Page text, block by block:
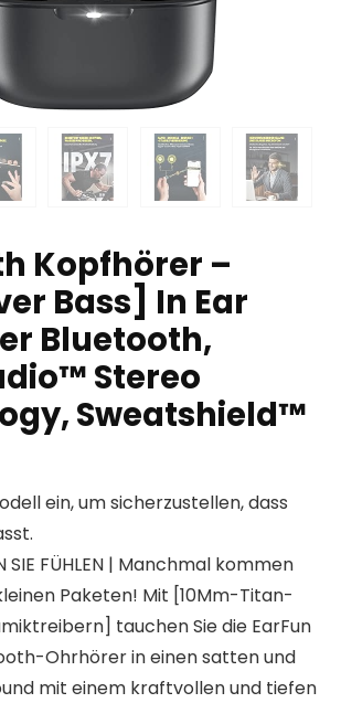
Kopfhörer –
Bass] In Ear
Bluetooth,
Stereo
Sweatshield™
ein, um sicherzustellen, dass
SIE FÜHLEN | Manchmal kommen
Paketen! Mit [10Mm-Titan-
tauchen Sie die EarFun
Ohrhörer in einen satten und
mit einem kraftvollen und tiefen